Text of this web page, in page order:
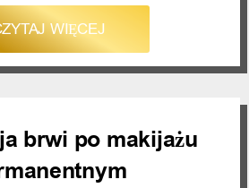
WIĘCEJ
brwi po makijażu